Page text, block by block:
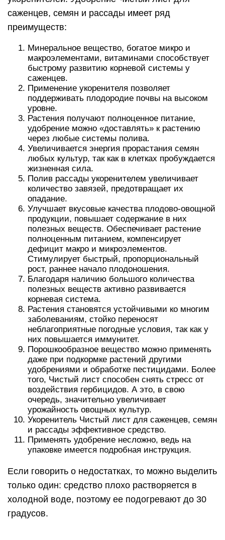
саженцев, семян и рассады имеет ряд
преимуществ:
Минеральное вещество, богатое микро и
макроэлементами, витаминами способствует
быстрому развитию корневой системы у
саженцев.
Применение укоренителя позволяет
поддерживать плодородие почвы на высоком
уровне.
Растения получают полноценное питание,
удобрение можно «доставлять» к растению
через любые системы полива.
Увеличивается энергия прорастания семян
любых культур, так как в клетках пробуждается
жизненная сила.
Полив рассады укоренителем увеличивает
количество завязей, предотвращает их
опадание.
Улучшает вкусовые качества плодово-овощной
продукции, повышает содержание в них
полезных веществ. Обеспечивает растение
полноценным питанием, компенсирует
дефицит макро и микроэлементов.
Стимулирует быстрый, пропорциональный
рост, раннее начало плодоношения.
Благодаря наличию большого количества
полезных веществ активно развивается
корневая система.
Растения становятся устойчивыми ко многим
заболеваниям, стойко переносят
неблагоприятные погодные условия, так как у
них повышается иммунитет.
Порошкообразное вещество можно применять
даже при подкормке растений другими
удобрениями и обработке пестицидами. Более
того, Чистый лист способен снять стресс от
воздействия гербицидов. А это, в свою
очередь, значительно увеличивает
урожайность овощных культур.
Укоренитель Чистый лист для саженцев, семян
и рассады эффективное средство.
Применять удобрение несложно, ведь на
упаковке имеется подробная инструкция.
Если говорить о недостатках, то можно выделить
только один: средство плохо растворяется в
холодной воде, поэтому ее подогревают до 30
градусов.